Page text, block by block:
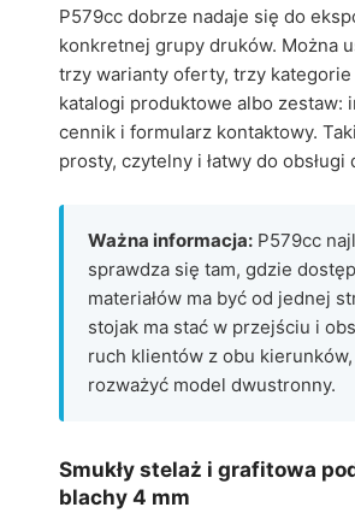
P579cc dobrze nadaje się do
konkretnej grupy druków. Można
trzy warianty oferty, trzy kategorie
katalogi produktowe albo zestaw:
cennik i formularz kontaktowy.
prosty, czytelny i łatwy do obsługi
Ważna informacja: P579cc
sprawdza się tam, gdzie
materiałów ma być od jednej
stojak ma stać w przejściu i
ruch klientów z obu
rozważyć model dwustronny.
Smukły stelaż i grafitowa
blachy 4 mm